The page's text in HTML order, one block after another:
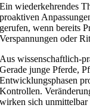
Ein wiederkehrendes
proaktiven
gerufen, wenn bereits
Verspannungen oder
Aus wissenschaftlich-
Gerade junge Pferde,
Entwicklungsphasen
Kontrollen.
wirken sich unmittelbar